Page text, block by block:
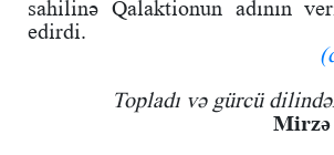
sahilinə Qalaktionun adının
edirdi.
Topladı və gürcü
Mirzə